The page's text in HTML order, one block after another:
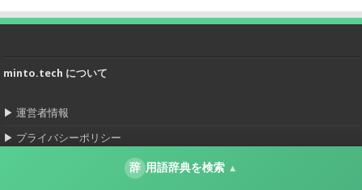
minto.tech について
▶運営者情報
▶ プライバシーポリシー
辞 用語辞典を検索 ▲